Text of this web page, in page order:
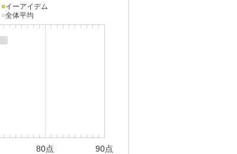
■イーアイデム
■全体平均
80点 90点